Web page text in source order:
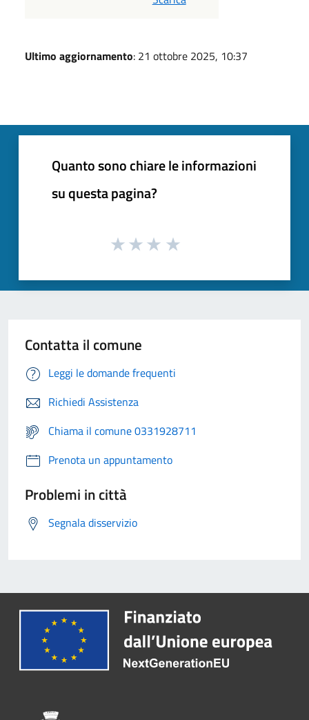
Ultimo aggiornamento: 21 ottobre 2025, 10:37
Quanto sono chiare le informazioni
su questa pagina?
Contatta il comune
Leggi le domande frequenti
Richiedi Assistenza
Chiama il comune 0331928711
Prenota un appuntamento
Problemi in città
Segnala disservizio